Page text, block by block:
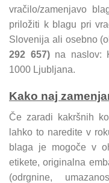
vračilo/zamenjavo
priložiti k blagu pri
Slovenija ali osebno
292 657) na naslov:
1000 Ljubljana.
Kako naj
Če zaradi kakršnih
lahko to naredite v
blaga je mogoče v
etikete, originalna
(odrgnine,